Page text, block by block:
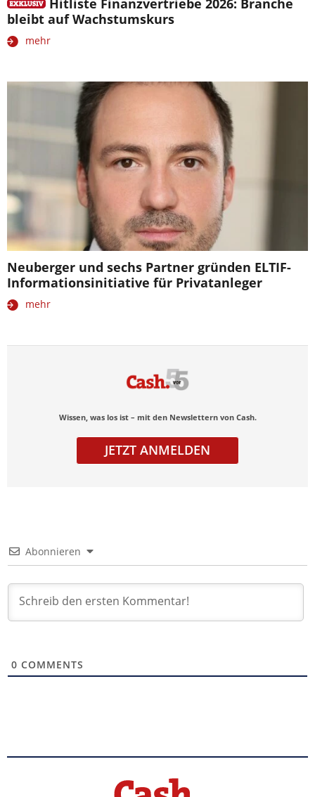
Hitliste Finanzvertriebe 2026: Branche
bleibt auf Wachstumskurs
mehr
Neuberger und sechs Partner gründen ELTIF-
Informationsinitiative für Privatanleger
mehr
Wissen, was los ist – mit den Newslettern von Cash.
JETZT ANMELDEN
Abonnieren
0 COMMENTS